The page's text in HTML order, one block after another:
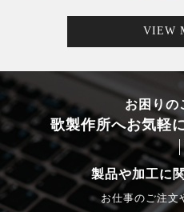
VIEW
お困りの
歌製作所へお気軽
製品や加工に
お仕事のご注文